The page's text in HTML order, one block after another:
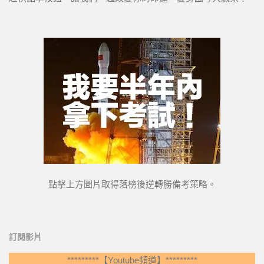
點擊上方圖片取得落榜後逆轉勝備考策略。
訂閱影片
*********【Youtube頻道】*********